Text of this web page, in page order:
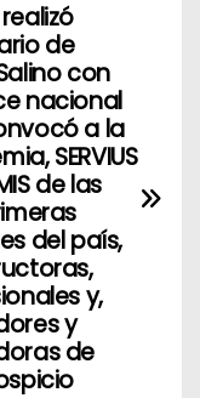
realizó
de
con
nacional
a la
SERVIUS
de las
del país,
y,
y
de